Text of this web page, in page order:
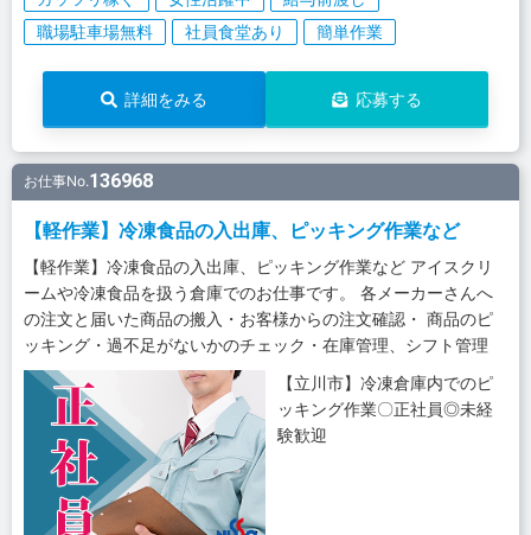
職場駐車場無料
社員食堂あり 簡単作業
詳細をみる 応募する
お仕事No.136968
【軽作業】冷凍食品の入出庫、ピッキング作業など
【軽作業】冷凍食品の入出庫、ピッキング作業など アイスクリ
ームや冷凍食品を扱う倉庫でのお仕事です。 各メーカーさんへ
の注文と届いた商品の搬入・お客様からの注文確認・ 商品のピ
ッキング・過不足がないかのチェック・在庫管理、シフト管理
【立川市】冷凍倉庫内でのピ
ッキング作業〇正社員◎未経
験歓迎